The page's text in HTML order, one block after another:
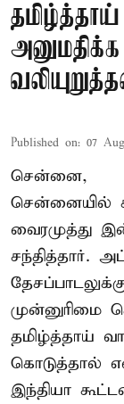
Published on: 07
சென்னை,
சென்னையில்
வைரமுத்து
சந்தித்தார்.
முன்னுரிமை
தமிழ்த்தாய்
கொடுத்தால்
இந்தியா